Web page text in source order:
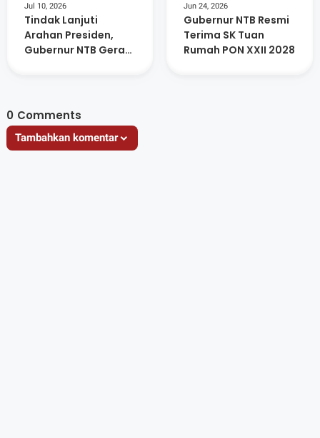
Jul 10, 2026
Tindak Lanjuti
Arahan Presiden,
Gubernur NTB Gerak
Jun 24, 2026
Gubernur NTB Resmi
Terima SK Tuan
Rumah PON XXII 2028
0 Comments
Tambahkan komentar